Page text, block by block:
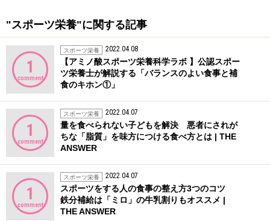
"スポーツ栄養"に関する記事
1
comment
スポーツ栄養 2022.04.08
【アミノ酸スポーツ栄養科学ラボ 】公認スポー
ツ栄養士が解説する「バランスのよい食事と補
食のキホン①」
1
comment
スポーツ栄養 2022.04.07
量を食べられない子どもを解決 悪者にされが
ちな「脂質」を味方につける食べ方とは | THE
ANSWER
1
comment
スポーツ栄養 2022.04.07
スポーツをする人の食事の整え方3つのコツ
鉄分補給は「ミロ」の牛乳割りもオススメ |
THE ANSWER